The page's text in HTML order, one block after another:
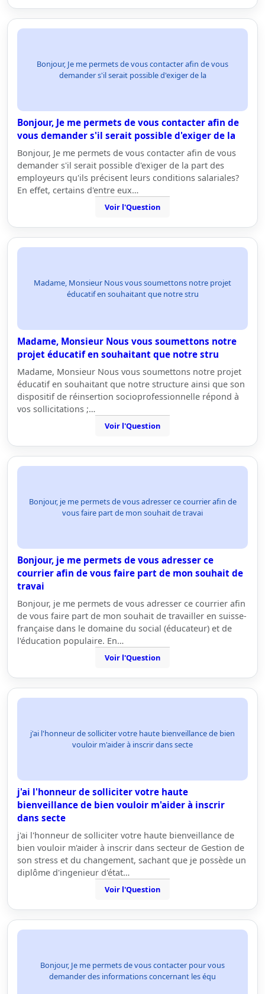
Bonjour, Je me permets de vous contacter afin de vous
demander s'il serait possible d'exiger de la
Bonjour, Je me permets de vous contacter afin de
vous demander s'il serait possible d'exiger de la
Bonjour, Je me permets de vous contacter afin de vous
demander s'il serait possible d'exiger de la part des
employeurs qu'ils précisent leurs conditions salariales?
En effet, certains d'entre eux…
Voir l'Question
Madame, Monsieur Nous vous soumettons notre projet
éducatif en souhaitant que notre stru
Madame, Monsieur Nous vous soumettons notre
projet éducatif en souhaitant que notre stru
Madame, Monsieur Nous vous soumettons notre projet
éducatif en souhaitant que notre structure ainsi que son
dispositif de réinsertion socioprofessionnelle répond à
vos sollicitations ;…
Voir l'Question
Bonjour, je me permets de vous adresser ce courrier afin de
vous faire part de mon souhait de travai
Bonjour, je me permets de vous adresser ce
courrier afin de vous faire part de mon souhait de
travai
Bonjour, je me permets de vous adresser ce courrier afin
de vous faire part de mon souhait de travailler en suisse-
française dans le domaine du social (éducateur) et de
l'éducation populaire. En…
Voir l'Question
j'ai l'honneur de solliciter votre haute bienveillance de bien
vouloir m'aider à inscrir dans secte
j'ai l'honneur de solliciter votre haute
bienveillance de bien vouloir m'aider à inscrir
dans secte
j'ai l'honneur de solliciter votre haute bienveillance de
bien vouloir m'aider à inscrir dans secteur de Gestion de
son stress et du changement, sachant que je possède un
diplôme d'ingenieur d'état…
Voir l'Question
Bonjour, Je me permets de vous contacter pour vous
demander des informations concernant les équ